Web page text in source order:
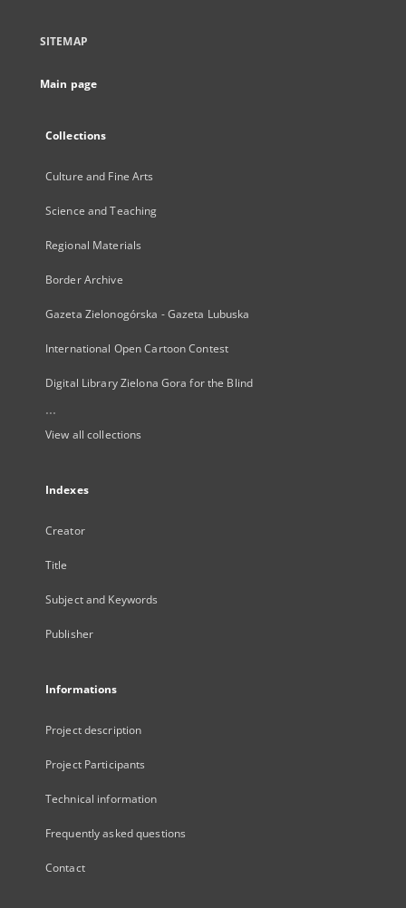
SITEMAP
Main page
Collections
Culture and Fine Arts
Science and Teaching
Regional Materials
Border Archive
Gazeta Zielonogórska - Gazeta Lubuska
International Open Cartoon Contest
Digital Library Zielona Gora for the Blind
...
View all collections
Indexes
Creator
Title
Subject and Keywords
Publisher
Informations
Project description
Project Participants
Technical information
Frequently asked questions
Contact